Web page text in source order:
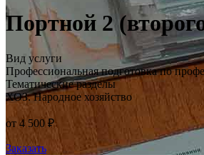
Портной 2
Вид услуги
Профессиональная подготовка по
Тематические разделы
ХОЗ. Народное хозяйство
от 4 500 ₽
Заказать